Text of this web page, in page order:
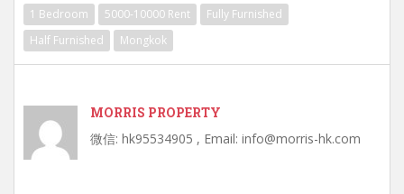
1 Bedroom 5000-10000 Rent
Fully Furnished
Half Furnished
Mongkok
MORRIS PROPERTY
微信: hk95534905 , Email: info@morris-hk.com